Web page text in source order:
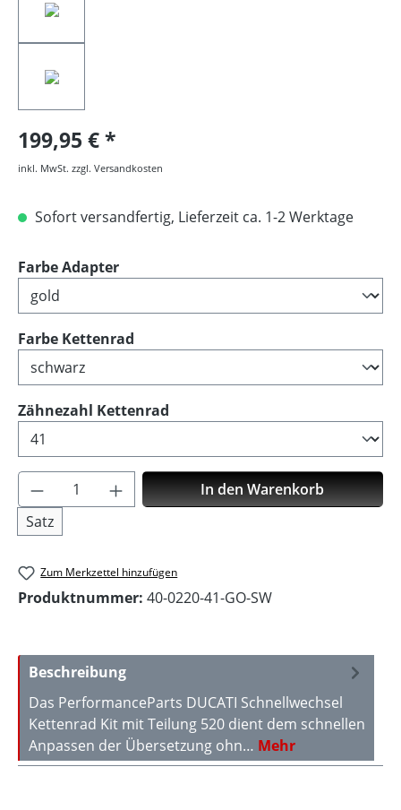
199,95 €
inkl. MwSt. zzgl. Versandkosten
Sofort versandfertig, Lieferzeit ca. 1-2 Werktage
Farbe Adapterauswählen
Farbe Kettenrad
Zähnezahl Kettenrad
Produkt Anzahl: Gib den gewünschten
Satz
In den Warenkorb
Zum Merkzettel hinzufügen
Produktnummer: 40-0220-41-GO-SW
Beschreibung
Das PerformanceParts DUCATI Schnellwechsel
Kettenrad Kit mit Teilung 520 dient dem schnellen
Anpassen der Übersetzung ohn… Mehr